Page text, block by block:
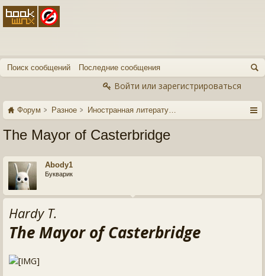
Поиск сообщений Последние сообщения
Войти или зарегистрироваться
Форум Разное Иностранная литература
The Mayor of Casterbridge
Abody1
Букварик
Hardy T.
The Mayor of Casterbridge